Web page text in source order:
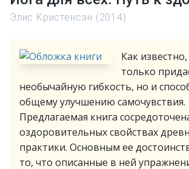
Элис Кристенсэн (2014)
Как
только
необычайную гибкость, но и
общему улучшению самочувствия.
Предлагаемая книга
оздоровительных свойствах
практики. Основным ее
то, что описанные в ней